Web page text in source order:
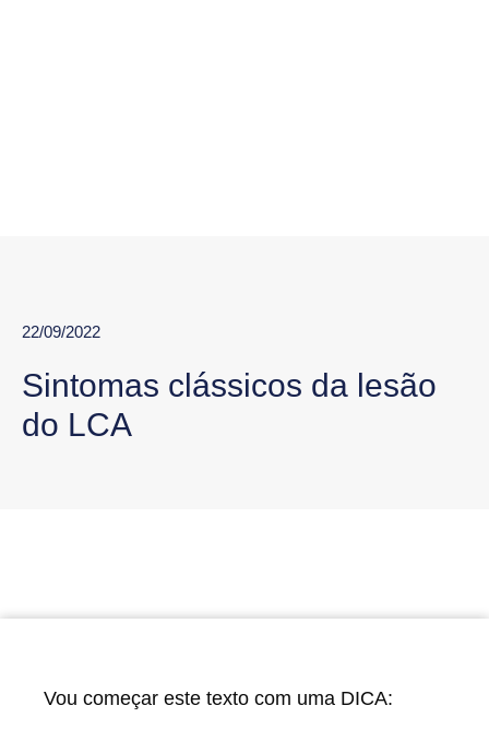
22/09/2022
Sintomas clássicos da lesão
do LCA
Vou começar este texto com uma DICA: